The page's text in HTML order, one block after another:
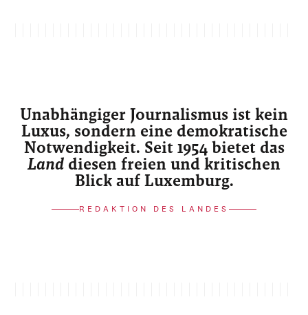
Unabhängiger Journalismus ist kein
Luxus, sondern eine demokratische
Notwendigkeit. Seit 1954 bietet das
Land diesen freien und kritischen
Blick auf Luxemburg.
REDAKTION DES LANDES